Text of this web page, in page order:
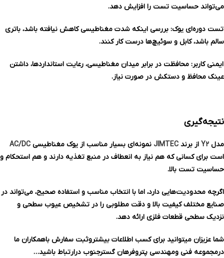
می‌تواند حساسیت تست را افزایش دهد.
تست دوره‌ای یوک: بررسی اینکه شدت مغناطیسی کاهش نیافته باشد، باتری
سالم باشد، کابل و سوئیچ‌ها درست کار کنند.
ایمنی کاربر: محافظت در برابر میدان مغناطیسی، رعایت استانداردها، داشتن
عینک محافظ و دستکش در صورت نیاز.
نتیجه‌گیری
مدل Y2 از برند JIMTEC نمونه‌ای بسیار مناسب از یوک مغناطیسی AC/DC
است برای کسانی که هم نیاز به انعطاف در منبع تغذیه دارند و هم استحکام و
حساسیت تست بالا.
اگرچه محدودیت‌هایی دارد، اما با انتخاب مناسب و استفاده صحیح، می‌تواند در
صنایع مختلف کیفیت بالا و دقت مطلوبی را در تشخیص عیوب سطحی و
نزدیک سطحی قطعات فلزی ارائه دهد.
شما عزیزان میتوانید برای کسب اطلاعات بیشتروثبت سفارش باهمکاران ما
درمجموعه فنی ومهندسی پتروفرهان گسترجنوب درارتباط باشید…